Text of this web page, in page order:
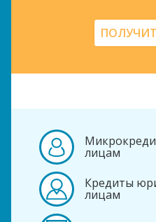
лицам
Кредиты
лицам